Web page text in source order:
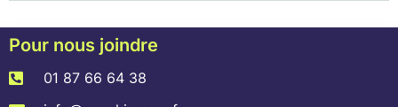
Pour nous joindre
01 87 66 64 38